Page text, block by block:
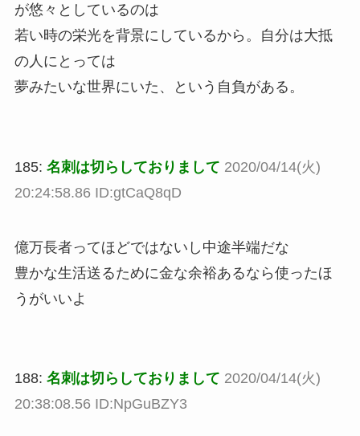
が悠々としているのは
若い時の栄光を背景にしているから。自分は大抵
の人にとっては
夢みたいな世界にいた、という自負がある。
185: 名刺は切らしておりまして 2020/04/14(火)
20:24:58.86 ID:gtCaQ8qD
億万長者ってほどではないし中途半端だな
豊かな生活送るために金な余裕あるなら使ったほ
うがいいよ
188: 名刺は切らしておりまして 2020/04/14(火)
20:38:08.56 ID:NpGuBZY3